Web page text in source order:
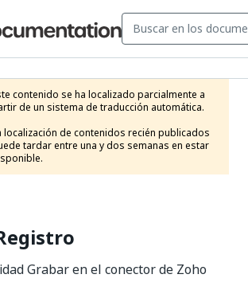
contenido se ha localizado parcialmente a
de un sistema de traducción automática.
localización de contenidos recién publicados
tardar entre una y dos semanas en estar
Grabar en el conector de Zoho